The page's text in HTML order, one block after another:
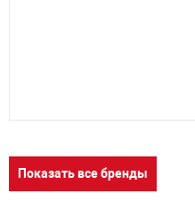
Показать все бренды